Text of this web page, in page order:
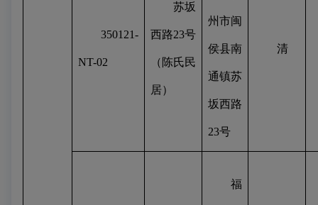
350121-
NT-02
苏坂
西路23号
（陈氏民
居）
州市闽
侯县南
通镇苏
坂西路
23号
清
福